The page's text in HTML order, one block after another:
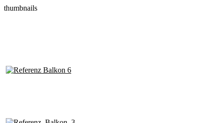
thumbnails